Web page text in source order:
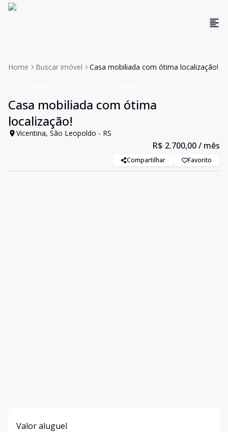
Home Buscar imóvel Casa mobiliada com ótima localização!
Casa mobiliada com ótima
localização!
Vicentina, São Leopoldo - RS
R$ 2.700,00/ mês
Compartilhar Favorito
Valor aluguel